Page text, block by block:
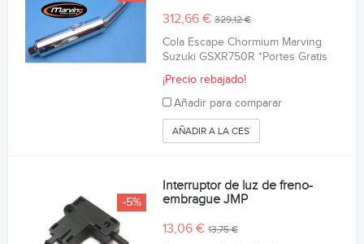
312,66 €329,12 €
Cola Escape Chormium Marving
Suzuki GSXR750R *Portes Gratis
¡Precio rebajado!
Añadir para comparar
AÑADIR A LA CESTA
-5%
Interruptor de luz de freno-
embrague JMP
13,06 €13,75 €